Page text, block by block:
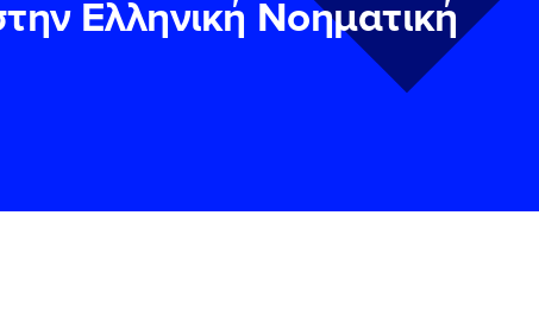
Ελληνική Νοηματική